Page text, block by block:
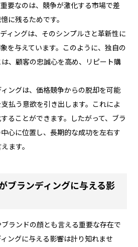
要なのは、競争が激化する市場で差
に残るためです。
ィングは、そのシンプルさと革新性に
を与えています。このように、独自の
、顧客の忠誠心を高め、リピート購
ングは、価格競争からの脱却を可能
払う意欲を引き出します。これによ
ることができます。したがって、ブラ
心に位置し、長期的な成功を左右す
ます。
ブランディングに与える影
ランドの顔とも言える重要な存在で
ングに与える影響は計り知れませ